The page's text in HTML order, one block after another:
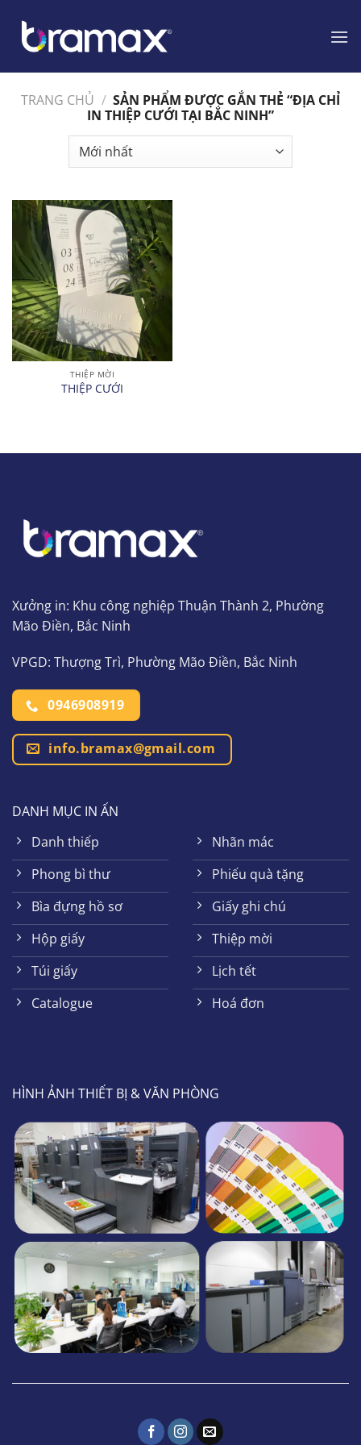
dung
TRANG CHỦ / SẢN PHẨM ĐƯỢC GẮN THẺ “ĐỊA CHỈ
IN THIỆP CƯỚI TẠI BẮC NINH”
THIỆP MỜI
THIỆP CƯỚI
Xưởng in: Khu công nghiệp Thuận Thành 2, Phường
Mão Điền, Bắc Ninh
VPGD: Thượng Trì, Phường Mão Điền, Bắc Ninh
0946908919
info.bramax@gmail.com
DANH MỤC IN ẤN
Danh thiếp
Phong bì thư
Bìa đựng hồ sơ
Hộp giấy
Túi giấy
Catalogue
Nhãn mác
Phiếu quà tặng
Giấy ghi chú
Thiệp mời
Lịch tết
Hoá đơn
HÌNH ẢNH THIẾT BỊ & VĂN PHÒNG